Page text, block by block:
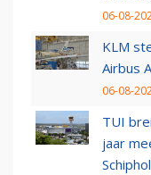
06-08-
KLM
Airbus
06-08-
TUI
jaar
Schiphol